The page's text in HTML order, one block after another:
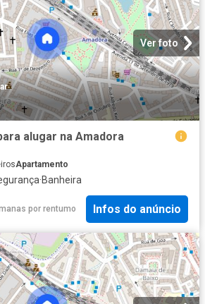
Ver foto
alugar na Amadora
Apartamento
·Banheira
por rentumo Infos do anúncio